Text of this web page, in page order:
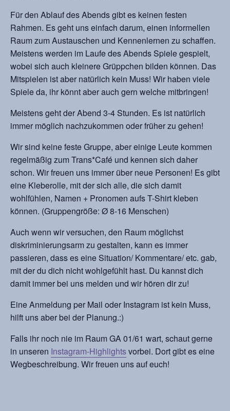
Für den Ablauf des Abendsgibt es keinen festen
Rahmen. Es geht uns einfach darum, einen informellen
Raum zum Austauschen und Kennenlernen zu schaffen.
Meistens werden im Laufe des Abends Spiele gespielt,
wobei sich auch kleinere Grüppchen bilden können. Das
Mitspielen ist aber natürlich kein Muss! Wir haben viele
Spiele da, ihr könnt aber auch gern welche mitbringen!
Meistens geht der Abend 3-4 Stunden. Es ist natürlich
immer möglich nachzukommen oder früher zu gehen!
Wir sind keine festeGruppe, aber einige Leute kommen
regelmäßig zum Trans*Café und kennen sich daher
schon. Wir freuen uns immer über neue Personen! Es gibt
eine Kleberolle, mit dersich alle, die sich damit
wohlfühlen, Namen + Pronomen aufs T-Shirt kleben
können. (Gruppengröße: Ø 8-16 Menschen)
Auch wenn wir versuchen, den Raum möglichst
diskriminierungsarm zu gestalten, kann es immer
passieren, dass es eine Situation/ Kommentare/ etc. gab,
mit der du dich nicht wohlgefühlt hast. Du kannst dich
damit immer bei uns melden und wir hören dir zu!
Eine Anmeldung per Mail oder Instagram ist kein Muss,
hilft uns aber bei der Planung.:)
Falls ihr noch nie im Raum GA 01/61 wart, schaut gerne
in unseren Instagram-Highlightsvorbei. Dort gibt es eine
Wegbeschreibung. Wir freuen uns auf euch!